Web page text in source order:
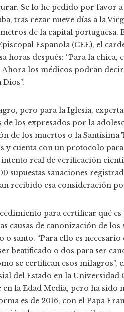
Se lo he pedido por favor
tras rezar nueve días a la
de la capital portuguesa.
Española (CEE), el
horas después: “Para la chica,
Ahora los médicos podrán
pero para la Iglesia,
de los expresados por la
de los muertos o la
y cuenta con un protocolo
real de verificación
supuestas sanaciones
recibido esa consideración
para certificar qué
causas de canonización de
santo. “Para ello es
beatificado o dos para ser
se certifican esos milagros”,
del Estado en la
la Edad Media, pero ha sido
es de 2016, con el Papa